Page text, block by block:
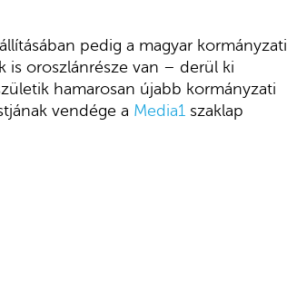
pedig a magyar kormányzati
oroszlánrésze van – derül ki
hamarosan újabb kormányzati
vendége a Media1 szaklap